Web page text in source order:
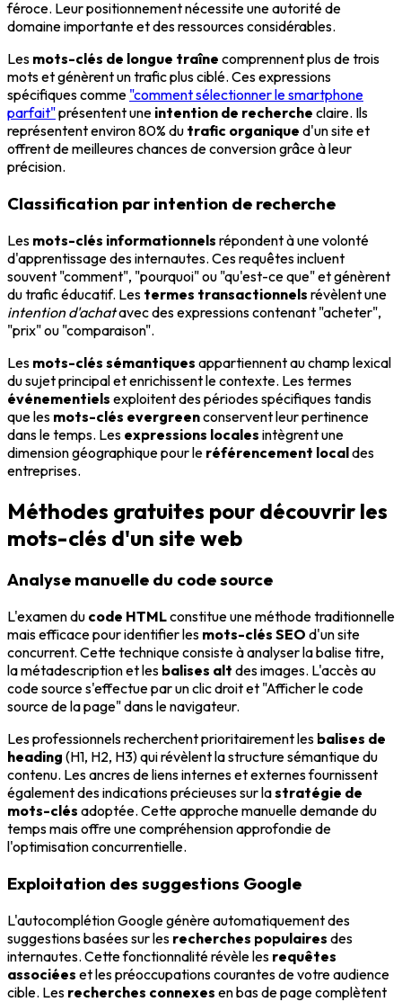
féroce. Leur positionnement nécessite une autorité de
domaine importante et des ressources considérables.
Les mots-clés de longue traîne comprennent plus de trois
mots et génèrent un trafic plus ciblé. Ces expressions
spécifiques comme "comment sélectionner le smartphone
parfait"présentent une intention de recherche claire. Ils
représentent environ 80% du trafic organique d'un site et
offrent de meilleures chances de conversion grâce à leur
précision.
Classification par intention de recherche
Les mots-clés informationnels répondent à une volonté
d'apprentissage des internautes. Ces requêtes incluent
souvent "comment", "pourquoi" ou "qu'est-ce que" et génèrent
du trafic éducatif. Les termes transactionnels révèlent une
intention d'achatavec des expressions contenant "acheter",
"prix" ou "comparaison".
Les mots-clés sémantiques appartiennent au champ lexical
du sujet principal et enrichissent le contexte. Les termes
événementiels exploitent des périodes spécifiques tandis
que les mots-clés evergreenconservent leur pertinence
dans le temps. Les expressions locales intègrent une
dimension géographique pour le référencement localdes
entreprises.
Méthodes gratuites pour découvrir les
mots-clés d'un site web
Analyse manuelle du code source
L'examen du code HTMLconstitue une méthode traditionnelle
mais efficace pour identifier les mots-clés SEO d'un site
concurrent. Cette technique consiste à analyser la balise titre,
la métadescription et les balises alt des images. L'accès au
code source s'effectue par un clic droit et "Afficher le code
source de la page" dans le navigateur.
Les professionnels recherchent prioritairement les balises de
heading (H1, H2, H3) qui révèlent la structure sémantique du
contenu. Les ancres de liens internes et externes fournissent
également des indications précieuses sur lastratégie de
mots-clés adoptée. Cette approche manuelle demande du
temps mais offre une compréhension approfondie de
l'optimisation concurrentielle.
Exploitation des suggestions Google
L'autocomplétion Google génère automatiquement des
suggestions basées sur les recherches populaires des
internautes. Cette fonctionnalité révèle les requêtes
associées et les préoccupations courantes de votre audience
cible. Les recherches connexes en bas de page complètent